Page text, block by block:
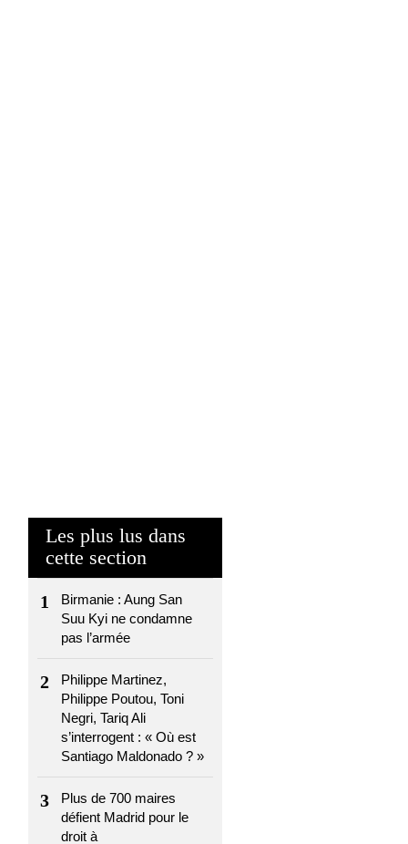
Les plus lus dans
cette section
1
Birmanie : Aung San
Suu Kyi ne condamne
pas l’armée
2
Philippe Martinez,
Philippe Poutou, Toni
Negri, Tariq Ali
s’interrogent : « Où est
Santiago Maldonado ? »
3
Plus de 700 maires
défient Madrid pour le
droit à